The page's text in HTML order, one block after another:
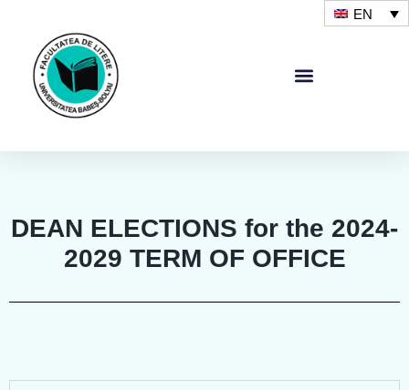
EN
DEAN ELECTIONS for the 2024-
2029 TERM OF OFFICE